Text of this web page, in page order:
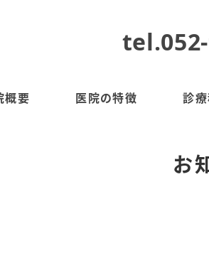
概要 医院の特徴 診
お